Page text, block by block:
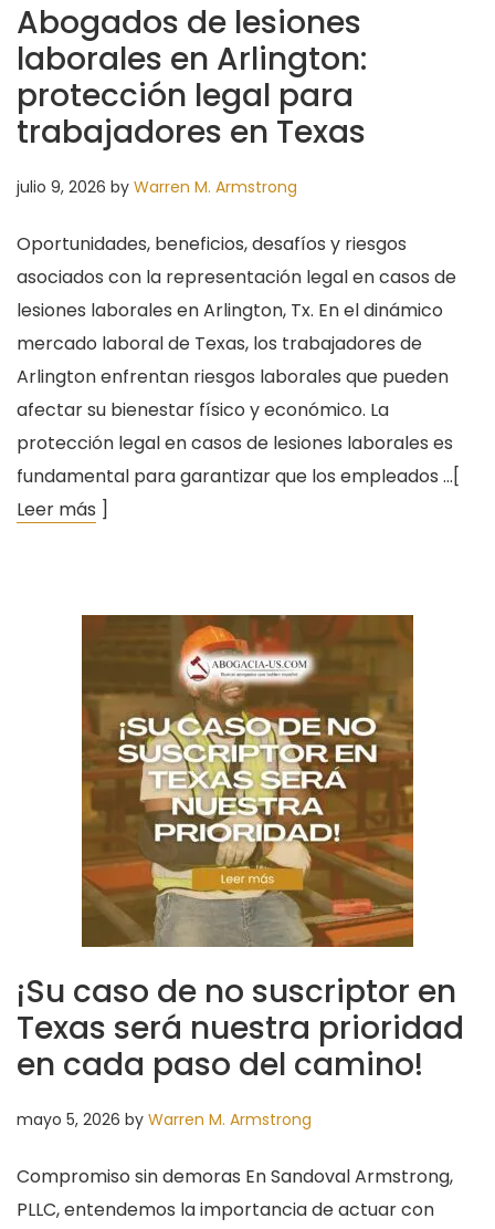
Abogados de lesiones
laborales en Arlington:
protección legal para
trabajadores en Texas
julio 9, 2026 by Warren M. Armstrong
Oportunidades, beneficios, desafíos y riesgos
asociados con la representación legal en casos de
lesiones laborales en Arlington, Tx. En el dinámico
mercado laboral de Texas, los trabajadores de
Arlington enfrentan riesgos laborales que pueden
afectar su bienestar físico y económico. La
protección legal en casos de lesiones laborales es
fundamental para garantizar que los empleados …[
Leer más ]
¡Su caso de no suscriptor en
Texas será nuestra prioridad
en cada paso del camino!
mayo 5, 2026 by Warren M. Armstrong
Compromiso sin demoras En Sandoval Armstrong,
PLLC, entendemos la importancia de actuar con